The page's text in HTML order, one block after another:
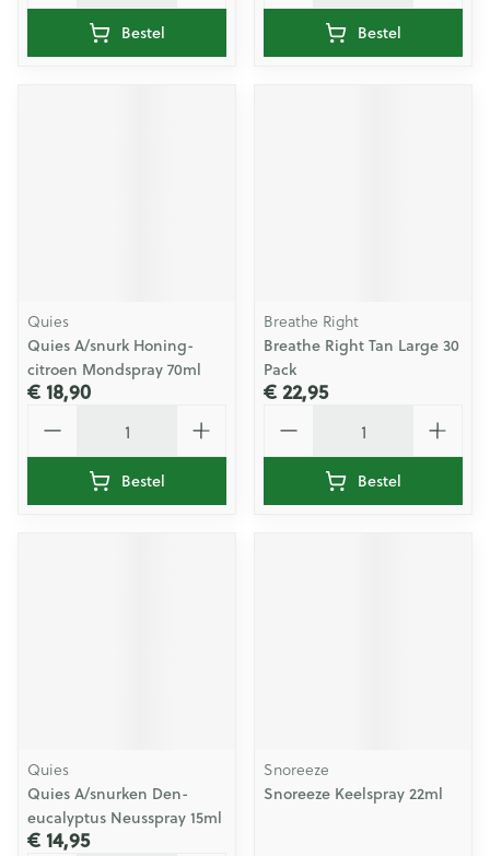
Bestel Bestel
Quies
Quies A/snurk Honing-
citroen Mondspray 70ml
€ 18,90
Bestel
Breathe Right
Breathe Right Tan Large 30
Pack
€ 22,95
Bestel
Quies
Quies A/snurken Den-
eucalyptus Neusspray 15ml
€ 14,95
Snoreeze
Snoreeze Keelspray 22ml